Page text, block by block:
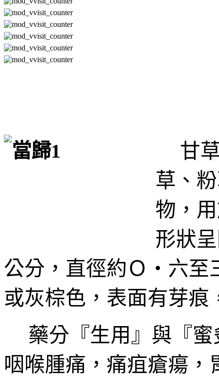
甘
草、
物，
形狀
公分，直徑約Ｏ‧六至
或灰棕色，表面有芽痕
藥分『生用』與『
咽喉腫痛，痛疽瘡瘍